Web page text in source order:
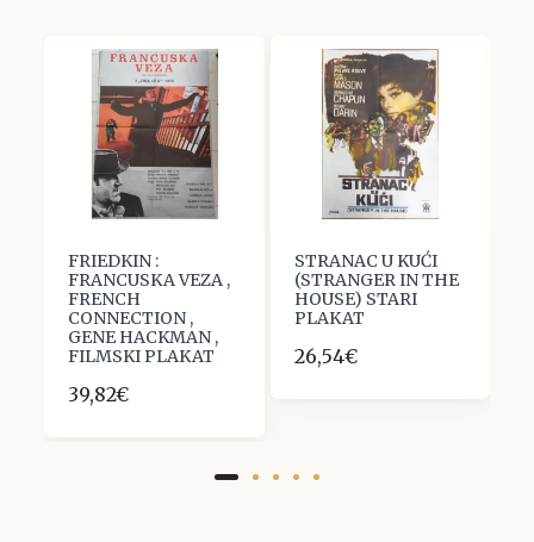
FRIEDKIN :
FRANCUSKA VEZA ,
FRENCH
CONNECTION ,
GENE HACKMAN ,
FILMSKI PLAKAT
39,82€
STRANAC U KUĆI
(STRANGER IN THE
HOUSE) STARI
PLAKAT
26,54€